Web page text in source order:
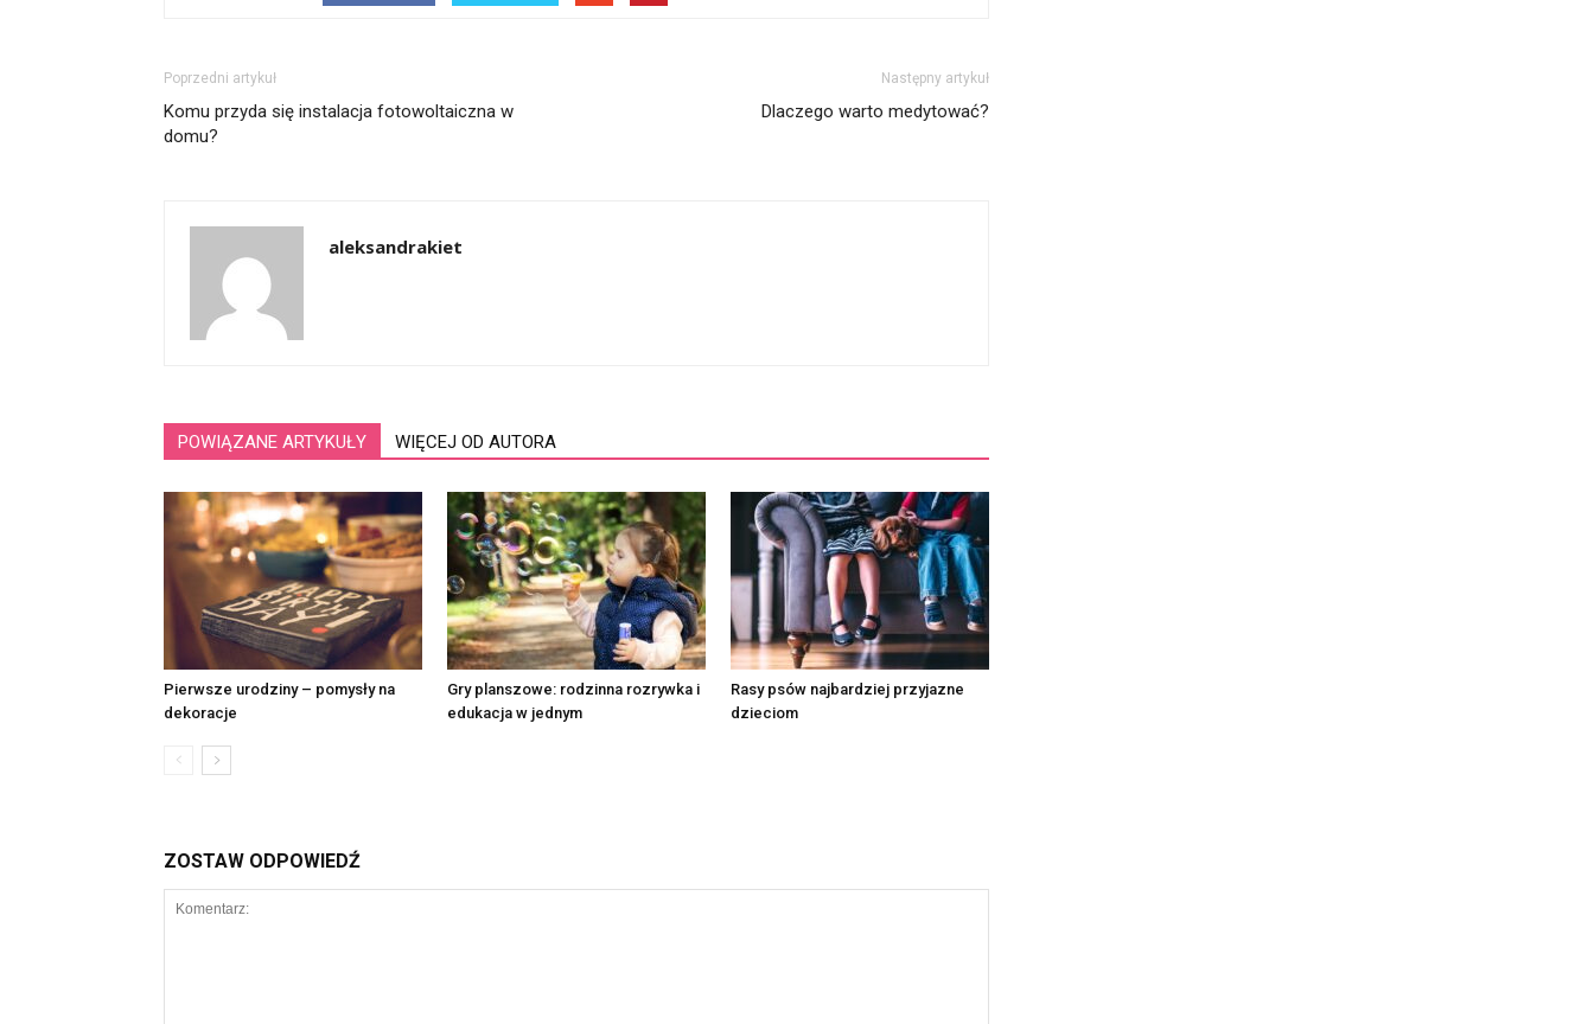
Poprzedni artykuł
Komu przyda się instalacja fotowoltaiczna w
domu?
Następny artykuł
Dlaczego warto medytować?
aleksandrakiet
POWIĄZANE ARTYKUŁY WIĘCEJ OD AUTORA
Pierwsze urodziny – pomysły na
dekoracje
Gry planszowe: rodzinna rozrywka i
edukacja w jednym
Rasy psów najbardziej przyjazne
dzieciom
ZOSTAW ODPOWIEDŹ